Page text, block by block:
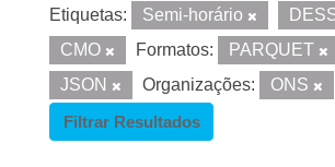
Etiquetas: Semi-horário
CMO
Formatos: PARQUET
JSON
Organizações:
ONS
Filtrar Resultados